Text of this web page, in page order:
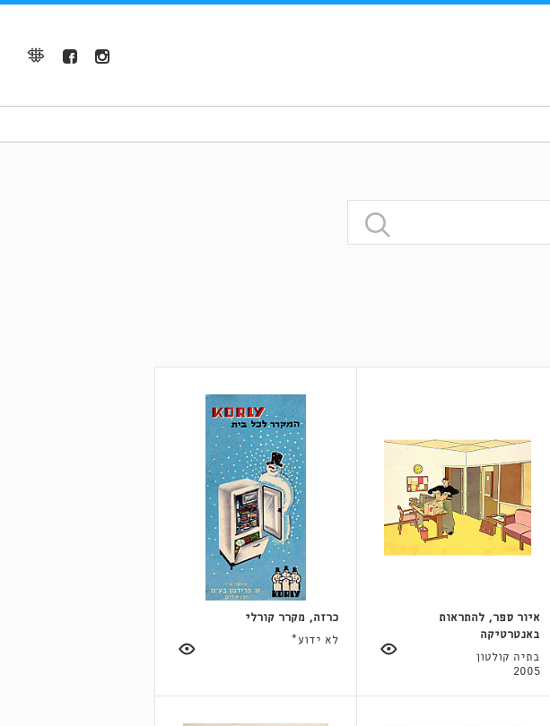
איור ספר, להתראות
באנטרטיקה
בתיה קולטון
2005
כרזה, מקרר קורלי
לא ידוע*